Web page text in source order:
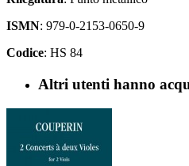
ISMN: 979-0-2153-0650-9
Codice: HS 84
Altri utenti hanno